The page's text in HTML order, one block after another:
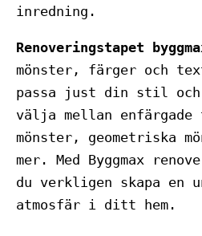
inredning.
Renoveringstapet
mönster, färger och
passa just din stil och
välja mellan enfärgade
mönster, geometriska
mer. Med Byggmax
du verkligen skapa en
atmosfär i ditt hem.